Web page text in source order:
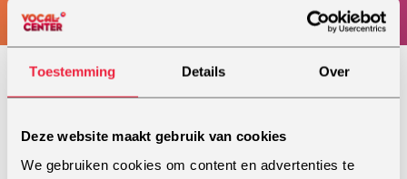
Toestemming Details Over
Deze website maakt gebruik van cookies
We gebruiken cookies om content en advertenties te
Podiumervaring
Lisanne hield op haar zesde voor het eerst een